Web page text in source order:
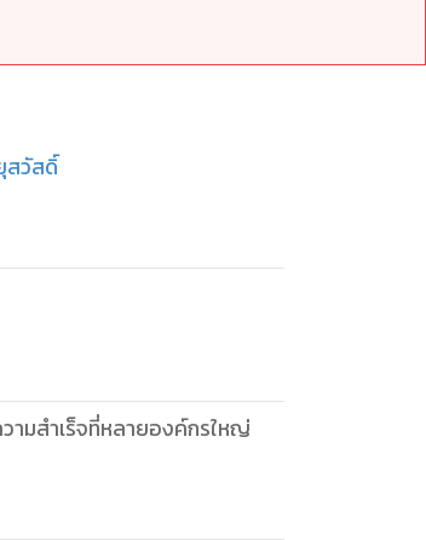
สวัสดิ์
ามสำเร็จที่หลายองค์กรใหญ่